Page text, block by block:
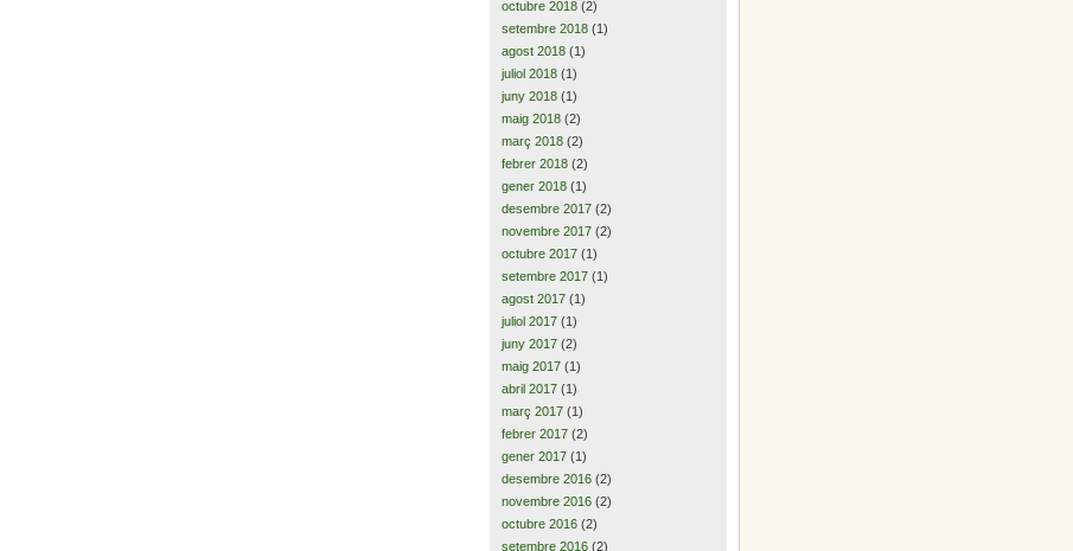
octubre 2018 (2)
setembre 2018 (1)
agost 2018 (1)
juliol 2018 (1)
juny 2018 (1)
maig 2018 (2)
març 2018 (2)
febrer 2018 (2)
gener 2018 (1)
desembre 2017 (2)
novembre 2017 (2)
octubre 2017 (1)
setembre 2017 (1)
agost 2017 (1)
juliol 2017 (1)
juny 2017 (2)
maig 2017 (1)
abril 2017 (1)
març 2017 (1)
febrer 2017 (2)
gener 2017 (1)
desembre 2016 (2)
novembre 2016 (2)
octubre 2016 (2)
setembre 2016 (2)